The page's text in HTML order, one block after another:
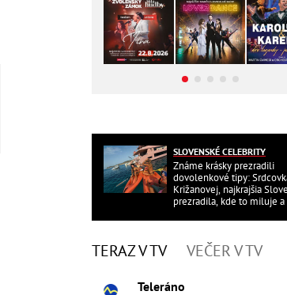
SLOVENSKÉ CELEBRITY
Známe krásky prezradili
dovolenkové tipy:
Križanovej, najkrajšia
prezradila, kde to miluje a
TERAZ V TV VEČER V TV
Teleráno